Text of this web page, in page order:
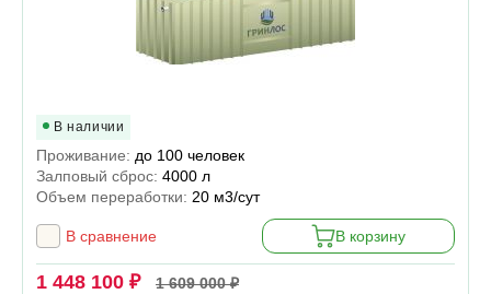
В наличии
Проживание: до 100 человек
Залповый сброс: 4000 л
Объем переработки: 20 м3/сут
В сравнение В корзину
1 448 100 ₽ 1 609 000 ₽